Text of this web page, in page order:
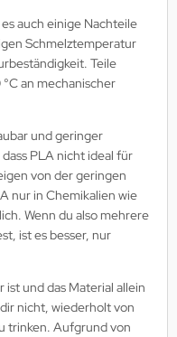
auch einige Nachteile
Schmelztemperatur
Teile
an mechanischer
und geringer
PLA nicht ideal für
von der geringen
nur in Chemikalien wie
Wenn du also mehrere
ist es besser, nur
und das Material allein
nicht, wiederholt von
trinken. Aufgrund von